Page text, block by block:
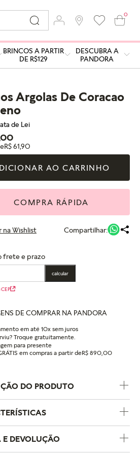
0
BRINCOS A PARTIR
DE R$129
DESCUBRA A
PANDORA
Argolas De Coracao
de Lei
R$ 61,90
AO CARRINHO
COMPRA RÁPIDA
Compartilhar:
frete e prazo
calcular
DE COMPRAR NA PANDORA
em até 10x sem juros
Troque gratuitamente.
para presente
em compras a partir deR$ 890,00
DO PRODUTO
Pandora Moments
E DEVOLUÇÃO